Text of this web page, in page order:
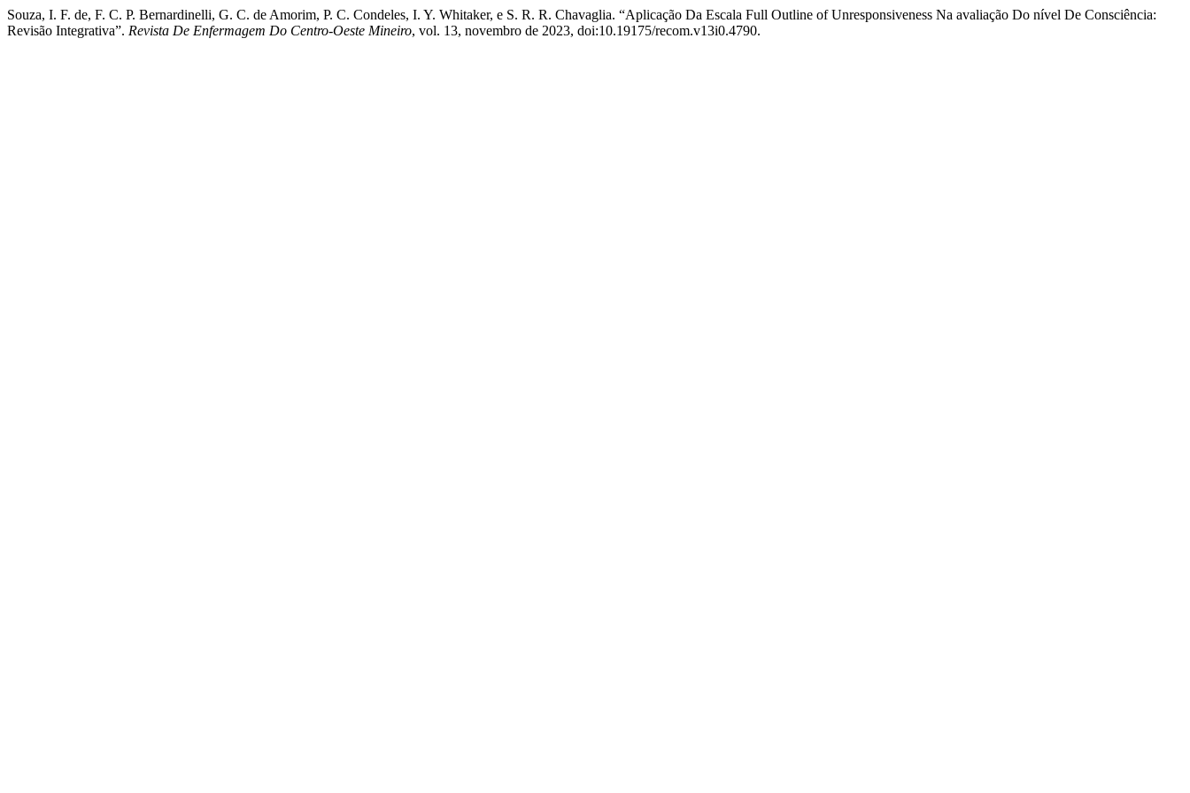
Souza, I. F. de, F. C. P. Bernardinelli, G. C. de Amorim, P. C. Condeles, I. Y. Whitaker, e S. R. R. Chavaglia. “Aplicação Da Escala Full Outline of Unresponsiveness Na avaliação Do nível De Consciência:
Revisão Integrativa”. Revista De Enfermagem Do Centro-Oeste Mineiro, vol. 13, novembro de 2023, doi:10.19175/recom.v13i0.4790.